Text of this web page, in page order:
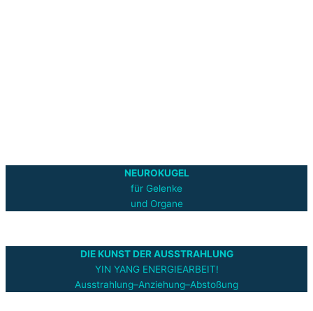
NEUROKUGEL
für Gelenke
und Organe
DIE KUNST DER AUSSTRAHLUNG
YIN YANG ENERGIEARBEIT!
Ausstrahlung–Anziehung–Abstoßung